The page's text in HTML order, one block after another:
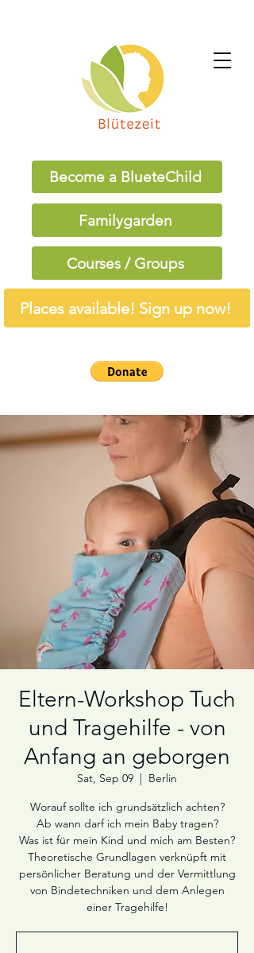
Become a BlueteChild
Familygarden
Courses / Groups
Places available! Sign up now!
Eltern-Workshop Tuch
und Tragehilfe - von
Anfang an geborgen
Sat, Sep 09
  |
Berlin
Worauf sollte ich grundsätzlich achten?
Ab wann darf ich mein Baby tragen?
Was ist für mein Kind und mich am Besten?
Theoretische Grundlagen verknüpft mit
persönlicher Beratung und der Vermittlung
von Bindetechniken und dem Anlegen
einer Tragehilfe!